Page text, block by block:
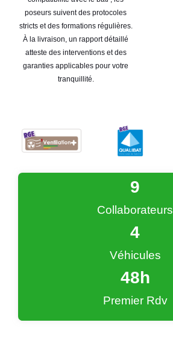
poseurs suivent des protocoles
stricts et des formations régulières.
À la livraison, un rapport détaillé
atteste des interventions et des
garanties applicables pour votre
tranquillité.
Collaborateurs
9
Véhicules
4
Premier Rdv
48h